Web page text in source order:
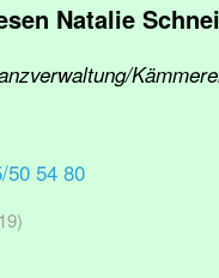
Natalie
50 54 80